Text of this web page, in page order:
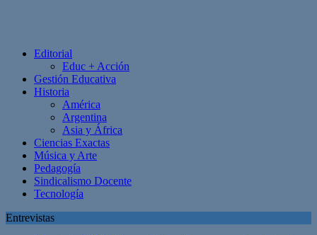
Editorial
Educ + Acción
Gestión Educativa
Historia
América
Argentina
Asia y África
Ciencias Exactas
Música y Arte
Pedagogía
Sindicalismo Docente
Tecnología
Entrevistas